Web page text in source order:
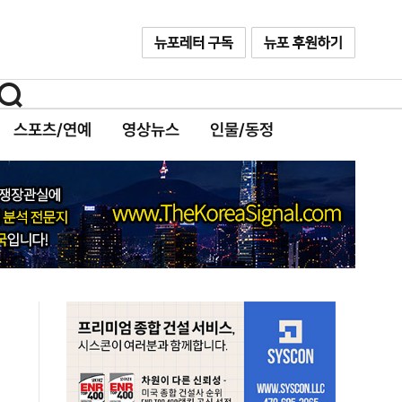
스포츠/연예 영상뉴스 인물/동정